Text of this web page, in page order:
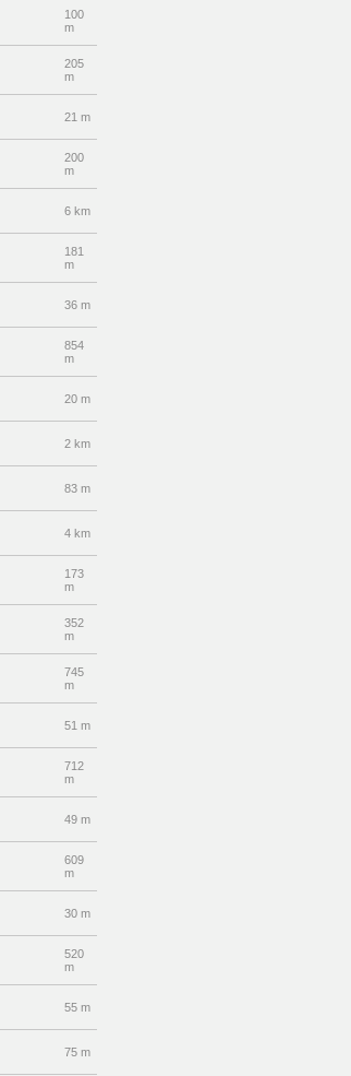
100
m
205
m
21 m
200
m
6 km
181
m
36 m
854
m
20 m
2 km
83 m
4 km
173
m
352
m
745
m
51 m
712
m
49 m
609
m
30 m
520
m
55 m
75 m